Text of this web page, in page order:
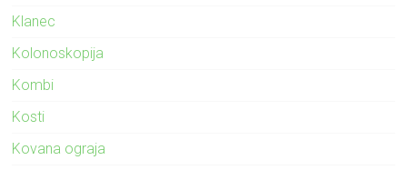
Klanec
Kolonoskopija
Kombi
Kosti
Kovana ograja